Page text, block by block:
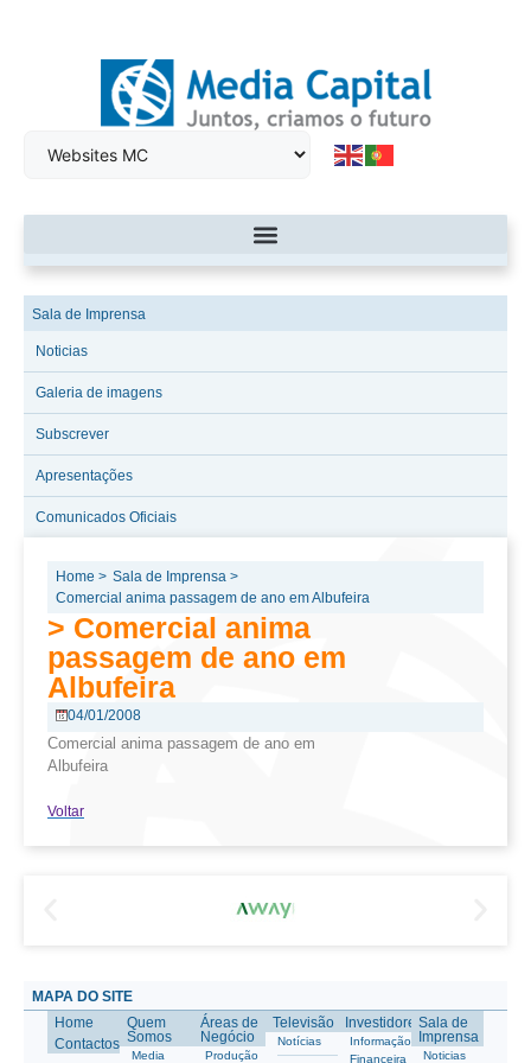
Sala de Imprensa
Noticias
Galeria de imagens
Subscrever
Apresentações
Comunicados Oficiais
Home > Sala de Imprensa >
Comercial anima passagem de ano em Albufeira
> Comercial anima
passagem de ano em
Albufeira
04/01/2008
Comercial anima passagem de ano em
Albufeira
Voltar
MAPA DO SITE
Home
Contactos
Quem
Somos
Media
Áreas de
Negócio
Produção
Televisão
Notícias
Investidores
Informação
Financeira
Sala de
Imprensa
Noticias